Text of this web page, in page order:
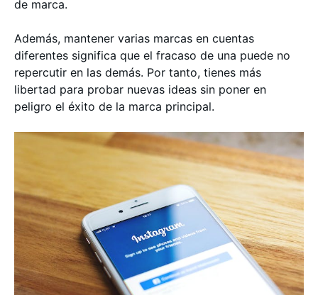
de marca.
Además, mantener varias marcas en cuentas
diferentes significa que el fracaso de una puede no
repercutir en las demás. Por tanto, tienes más
libertad para probar nuevas ideas sin poner en
peligro el éxito de la marca principal.